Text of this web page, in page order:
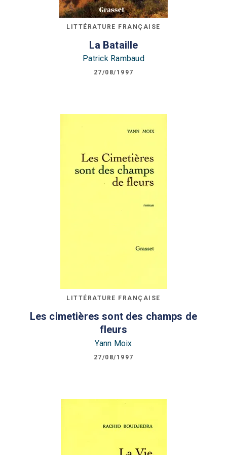
LITTÉRATURE FRANÇAISE
La Bataille
Patrick Rambaud
27/08/1997
LITTÉRATURE FRANÇAISE
Les cimetières sont des champs de
fleurs
Yann Moix
27/08/1997